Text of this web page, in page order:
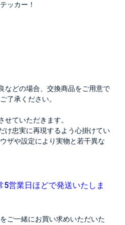
ッカー！
などの場合、交換商品をご用意で
了承ください。
ていただきます。
け忠実に再現するよう心掛けてい
ザや設定により実物と若干異な
5営業日ほどで発送いたしま
ご一緒にお買い求めいただいた